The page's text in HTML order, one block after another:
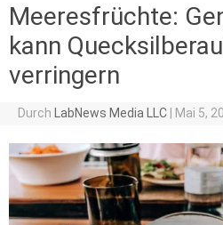
Meeresfrüchte:
kann
verringern
Durch LabNews Media LLC Mai 5,